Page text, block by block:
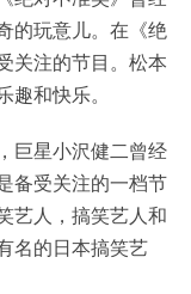
的玩意儿。在《绝
关注的节目。松本
和快乐。
巨星小沢健二曾经
备受关注的一档节
艺人，搞笑艺人和
名的日本搞笑艺